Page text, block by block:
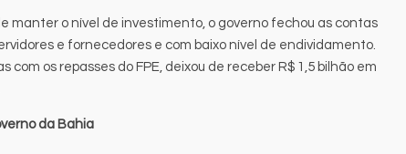
manter o nível de investimento, o governo fechou as contas
e fornecedores e com baixo nível de endividamento.
com os repasses do FPE, deixou de receber R$ 1,5 bilhão em
da Bahia